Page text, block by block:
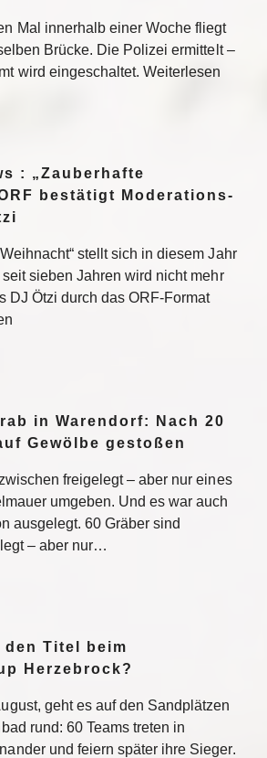
Mal innerhalb einer Woche fliegt
Brücke. Die Polizei ermittelt –
wird eingeschaltet. Weiterlesen
: „Zauberhafte
bestätigt Moderations-
stellt sich in diesem Jahr
sieben Jahren wird nicht mehr
DJ Ötzi durch das ORF-Format
in Warendorf: Nach 20
Gewölbe gestoßen
freigelegt – aber nur eines
umgeben. Und es war auch
ausgelegt. 60 Gräber sind
– aber nur…
Titel beim
Herzebrock?
geht es auf den Sandplätzen
rund: 60 Teams treten in
und feiern später ihre Sieger.